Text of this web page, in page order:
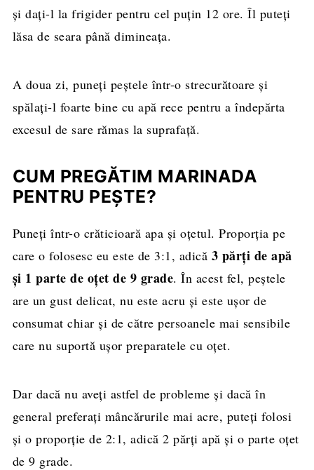
și dați-l la frigider pentru cel puțin 12 ore. Îl puteți
lăsa de seara până dimineața.
A doua zi, puneți peștele într-o strecurătoare și
spălați-l foarte bine cu apă rece pentru a îndepărta
excesul de sare rămas la suprafață.
CUM PREGĂTIM MARINADA
PENTRU PEȘTE?
Puneți într-o crăticioară apa și oțetul. Proporția pe
care o folosesc eu este de 3:1, adică 3 părți de apă
și 1 parte de oțet de 9 grade. În acest fel, peștele
are un gust delicat, nu este acru și este ușor de
consumat chiar și de către persoanele mai sensibile
care nu suportă ușor preparatele cu oțet.
Dar dacă nu aveți astfel de probleme și dacă în
general preferați mâncărurile mai acre, puteți folosi
și o proporție de 2:1, adică 2 părți apă și o parte oțet
de 9 grade.